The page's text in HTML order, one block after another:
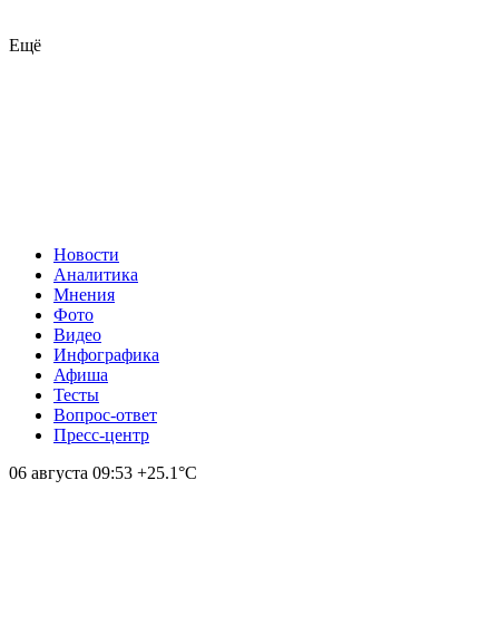
Ещё
Новости
Аналитика
Мнения
Фото
Видео
Инфографика
Афиша
Тесты
Вопрос-ответ
Пресс-центр
06 августа 09:53 +25.1°С